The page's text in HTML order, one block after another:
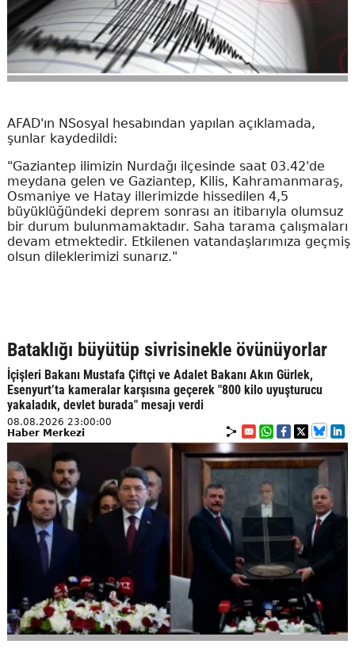
AFAD'ın NSosyal hesabından yapılan açıklamada,
şunlar kaydedildi:
"Gaziantep ilimizin Nurdağı ilçesinde saat 03.42'de
meydana gelen ve Gaziantep, Kilis, Kahramanmaraş,
Osmaniye ve Hatay illerimizde hissedilen 4,5
büyüklüğündeki deprem sonrası an itibarıyla olumsuz
bir durum bulunmamaktadır. Saha tarama çalışmaları
devam etmektedir. Etkilenen vatandaşlarımıza geçmiş
olsun dileklerimizi sunarız."
Bataklığı büyütüp sivrisinekle övünüyorlar
İçişleri Bakanı Mustafa Çiftçi ve Adalet Bakanı Akın Gürlek,
Esenyurt’ta kameralar karşısına geçerek "800 kilo uyuşturucu
yakaladık, devlet burada" mesajı verdi
08.08.2026 23:00:00
Haber Merkezi